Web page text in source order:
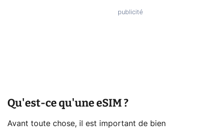
Qu'est-ce qu'une eSIM ?
Avant toute chose, il est important de bien